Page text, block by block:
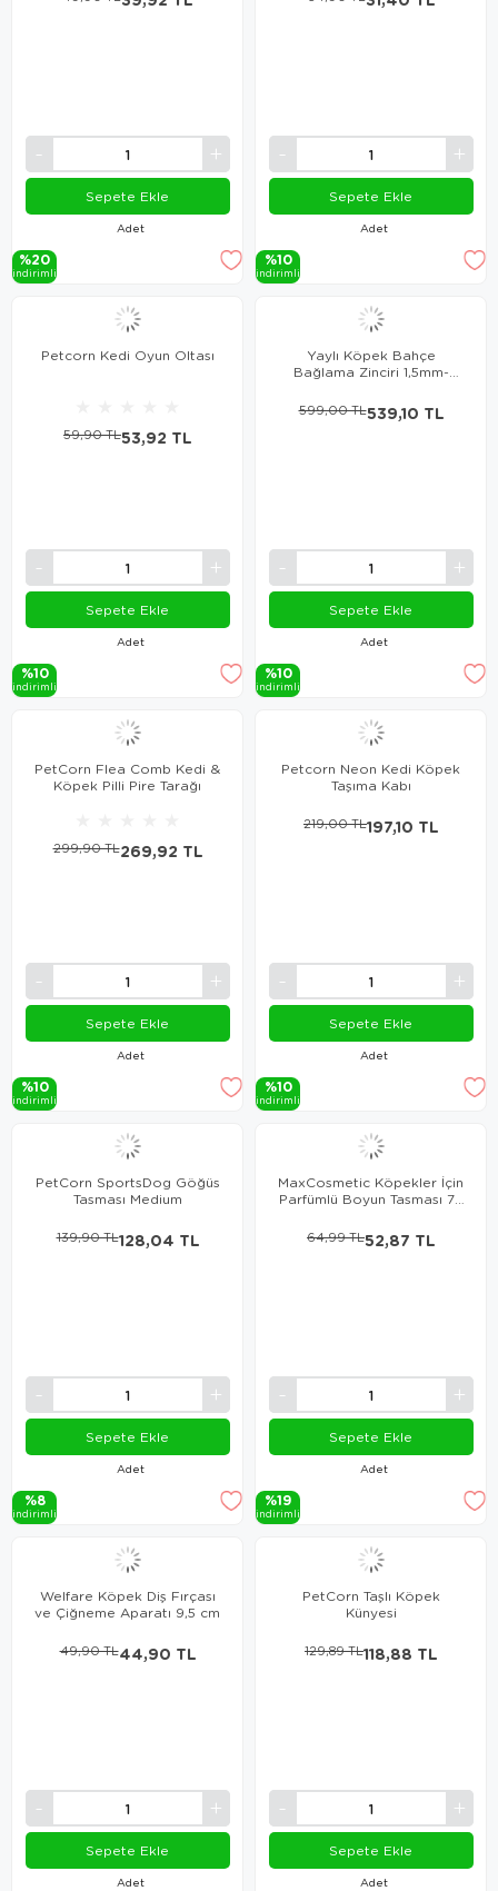
Adet
Sepete Ekle
%20
i̇ndi̇ri̇mli̇
Adet
Sepete Ekle
%10
i̇ndi̇ri̇mli̇
Petcorn Kedi Oyun Oltası
Adet
53,92 TL
59,90 TL
Sepete Ekle
%10
i̇ndi̇ri̇mli̇
Yaylı Köpek Bahçe
Bağlama Zinciri 1,5mm-
Adet
539,10 TL
599,00 TL
Sepete Ekle
%10
i̇ndi̇ri̇mli̇
PetCorn Flea Comb Kedi &
Köpek Pilli Pire Tarağı
Adet
269,92 TL
299,90 TL
Sepete Ekle
%10
i̇ndi̇ri̇mli̇
Petcorn Neon Kedi Köpek
Taşıma Kabı
Adet
197,10 TL
219,00 TL
Sepete Ekle
%10
i̇ndi̇ri̇mli̇
PetCorn SportsDog Göğüs
Tasması Medium
Adet
128,04 TL
139,90 TL
Sepete Ekle
%8
i̇ndi̇ri̇mli̇
MaxCosmetic Köpekler İçin
Parfümlü Boyun Tasması 75
Adet
52,87 TL
64,99 TL
Sepete Ekle
%19
i̇ndi̇ri̇mli̇
Welfare Köpek Diş Fırçası
ve Çiğneme Aparatı 9,5 cm
Adet
44,90 TL
49,90 TL
Sepete Ekle
PetCorn Taşlı Köpek
Künyesi
Adet
118,88 TL
129,89 TL
Sepete Ekle